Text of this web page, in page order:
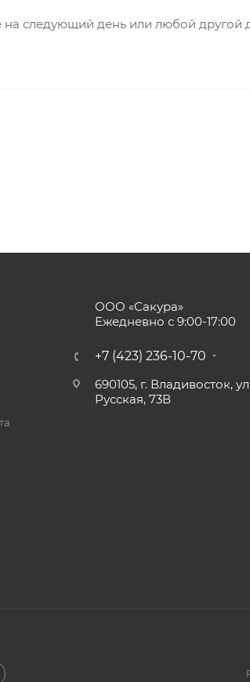
следующий день или любой другой
ООО «Сакура»
Ежедневно с 9:00-17:00
+7 (423) 236-10-70
690105, г. Владивосток,
Русская, 73В